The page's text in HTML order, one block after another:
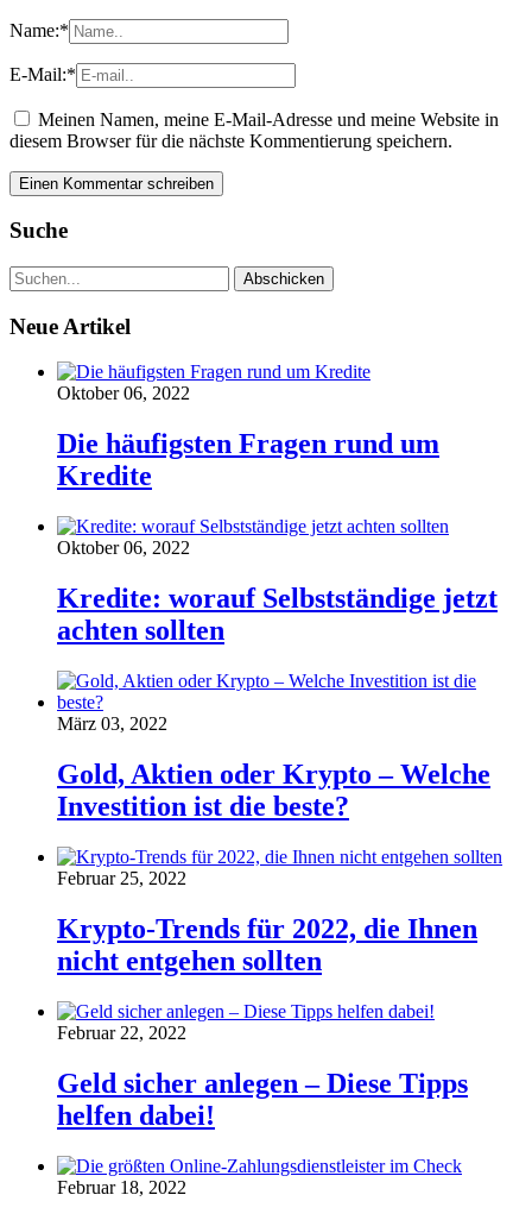
Name:*
E-Mail:*
Meinen Namen, meine E-Mail-Adresse und meine Website in
diesem Browser für die nächste Kommentierung speichern.
Suche
Neue Artikel
Oktober 06, 2022
Die häufigsten Fragen rund um
Kredite
Oktober 06, 2022
Kredite: worauf Selbstständige jetzt
achten sollten
März 03, 2022
Gold, Aktien oder Krypto – Welche
Investition ist die beste?
Februar 25, 2022
Krypto-Trends für 2022, die Ihnen
nicht entgehen sollten
Februar 22, 2022
Geld sicher anlegen – Diese Tipps
helfen dabei!
Februar 18, 2022